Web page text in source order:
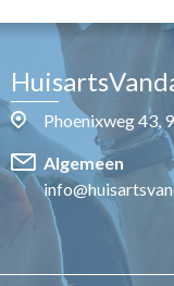
Phoenixweg 43,
Algemeen